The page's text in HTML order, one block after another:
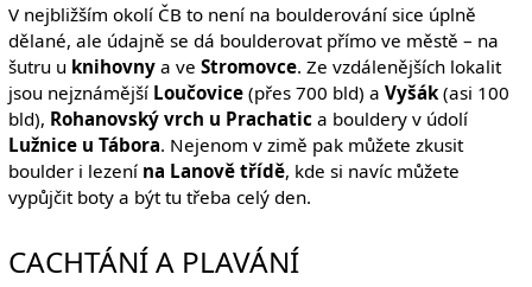
V nejbližším okolí ČB to není na boulderování sice úplně
dělané, ale údajně se dá boulderovat přímo ve městě – na
šutru u knihovnya ve Stromovce. Ze vzdálenějších lokalit
jsou nejznámější Loučovice(přes 700 bld) a Vyšák(asi 100
bld), Rohanovský vrch u Prachatica bouldery v údolí
Lužnice u Tábora. Nejenom v zimě pak můžete zkusit
boulder i lezení na Lanově třídě, kde si navíc můžete
vypůjčit boty a být tu třeba celý den.
CACHTÁNÍ A PLAVÁNÍ